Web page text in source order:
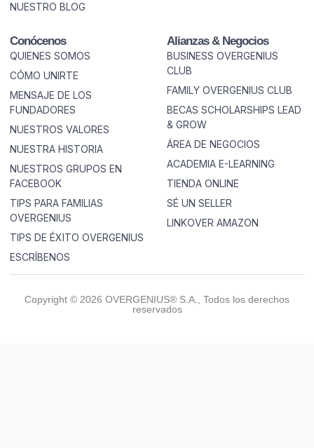
NUESTRO BLOG
Conócenos
QUIENES SOMOS
CÓMO UNIRTE
MENSAJE DE LOS
FUNDADORES
NUESTROS VALORES
NUESTRA HISTORIA
NUESTROS GRUPOS EN
FACEBOOK
TIPS PARA FAMILIAS
OVERGENIUS
TIPS DE ÉXITO OVERGENIUS
ESCRÍBENOS
Alianzas & Negocios
BUSINESS OVERGENIUS
CLUB
FAMILY OVERGENIUS CLUB
BECAS SCHOLARSHIPS LEAD
& GROW
ÁREA DE NEGOCIOS
ACADEMIA E-LEARNING
TIENDA ONLINE
SÉ UN SELLER
LINKOVER AMAZON
Copyright © 2026 OVERGENIUS® S.A., Todos los derechos
reservados